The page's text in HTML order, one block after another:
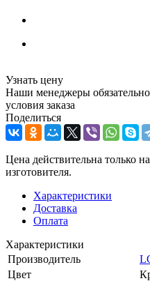
Узнать цену
Наши менеджеры
условия заказа
Поделиться
Цена действительна только
изготовителя.
Характеристики
Доставка
Оплата
Характеристики
Производитель
Цвет